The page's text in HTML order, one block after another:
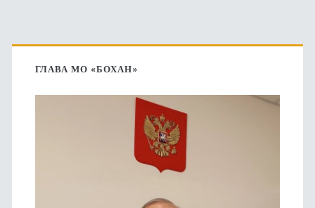
Основная
боковая
ГЛАВА МО «БОХАН»